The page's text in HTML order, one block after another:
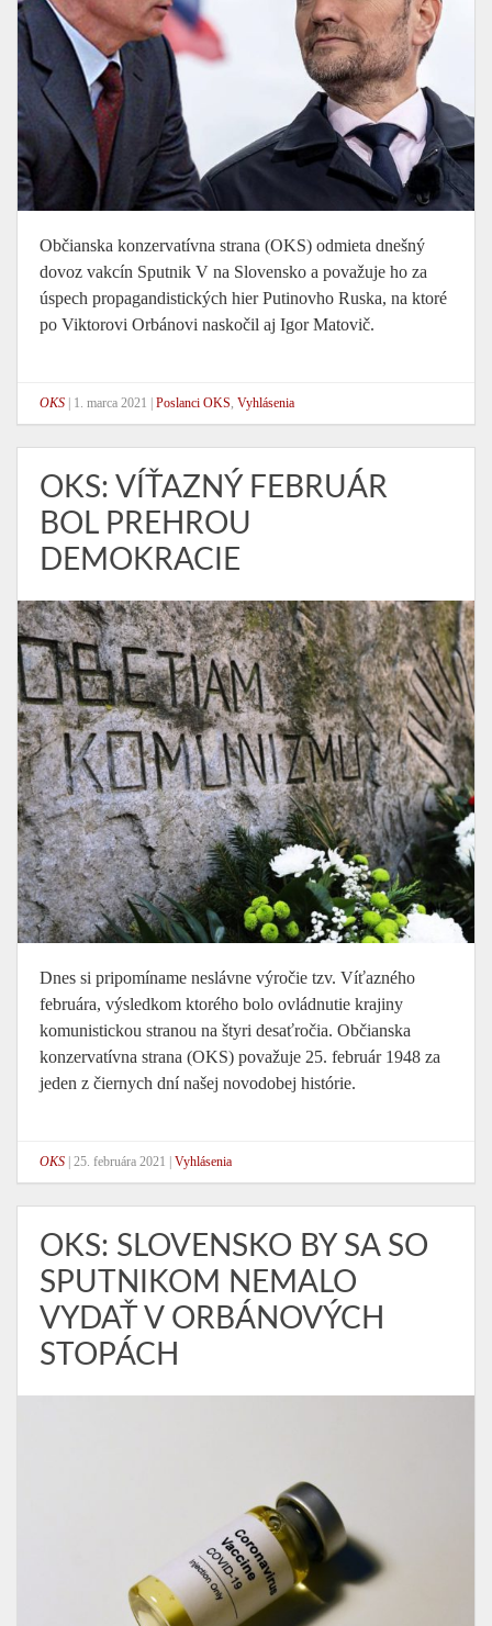
Občianska konzervatívna strana (OKS) odmieta dnešný
dovoz vakcín Sputnik V na Slovensko a považuje ho za
úspech propagandistických hier Putinovho Ruska, na ktoré
po Viktorovi Orbánovi naskočil aj Igor Matovič.
OKS 1. marca 2021 Poslanci OKS, Vyhlásenia
OKS: VÍŤAZNÝ FEBRUÁR
BOL PREHROU
DEMOKRACIE
Dnes si pripomíname neslávne výročie tzv. Víťazného
februára, výsledkom ktorého bolo ovládnutie krajiny
komunistickou stranou na štyri desaťročia. Občianska
konzervatívna strana (OKS) považuje 25. február 1948 za
jeden z čiernych dní našej novodobej histórie.
OKS 25. februára 2021 Vyhlásenia
OKS: SLOVENSKO BY SA SO
SPUTNIKOM NEMALO
VYDAŤ V ORBÁNOVÝCH
STOPÁCH